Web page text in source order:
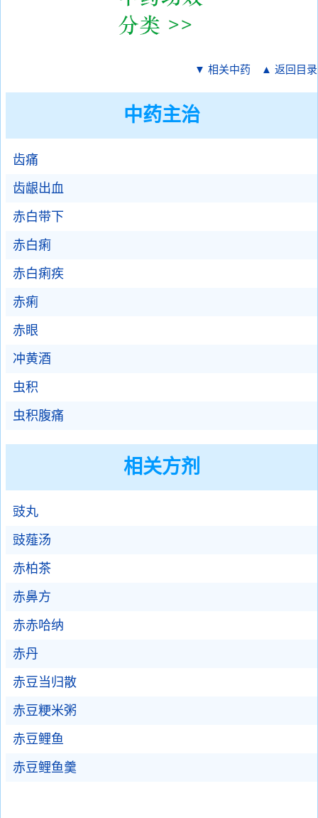
▼ 相关中药 ▲ 返回目录
中药主治
齿痛
齿龈出血
赤白带下
赤白痢
赤白痢疾
赤痢
赤眼
冲黄酒
虫积
虫积腹痛
相关方剂
豉丸
豉薤汤
赤柏茶
赤鼻方
赤赤哈纳
赤丹
赤豆当归散
赤豆粳米粥
赤豆鲤鱼
赤豆鲤鱼羹